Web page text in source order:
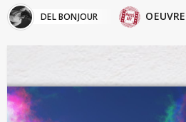
DEL BONJOUR